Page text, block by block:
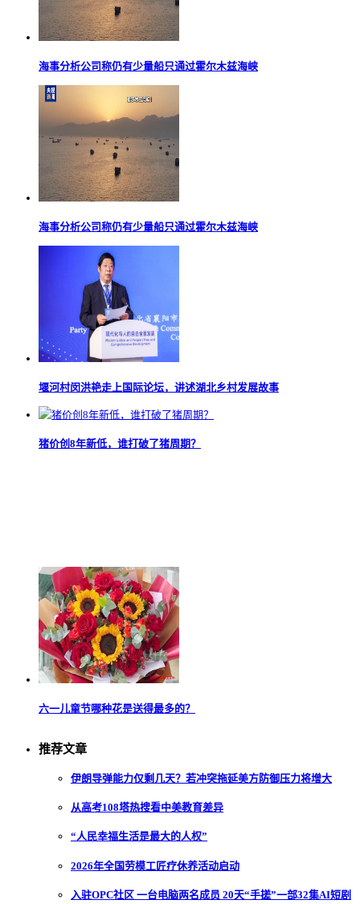
海事分析公司称仍有少量船只通过霍尔木兹海峡
海事分析公司称仍有少量船只通过霍尔木兹海峡
堰河村闵洪艳走上国际论坛，讲述湖北乡村发展故事
猪价创8年新低，谁打破了猪周期？
六一儿童节哪种花是送得最多的？
推荐文章
伊朗导弹能力仅剩几天？若冲突拖延美方防御压力将增大
从高考108塔热搜看中美教育差异
“人民幸福生活是最大的人权”
2026年全国劳模工匠疗休养活动启动
入驻OPC社区 一台电脑两名成员 20天“手搓”一部32集AI短剧